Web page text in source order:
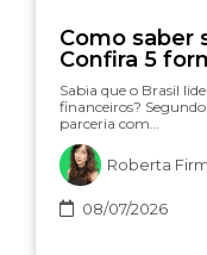
Como saber
Confira 5
Sabia que o Brasil
financeiros?
parceria com…
Roberta
08/07/2026